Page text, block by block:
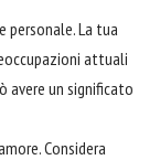
personale. La tua
attuali
un significato
Considera